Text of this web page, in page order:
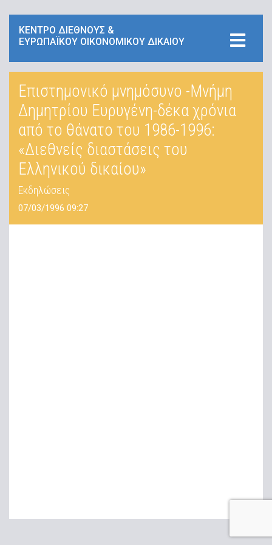
ΚΕΝΤΡΟ ΔΙΕΘΝΟΥΣ &
ΕΥΡΩΠΑΪΚΟΥ ΟΙΚΟΝΟΜΙΚΟΥ ΔΙΚΑΙΟΥ
Επιστημονικό μνημόσυνο -Μνήμη
Δημητρίου Ευρυγένη-δέκα χρόνια
από το θάνατο του 1986-1996:
«Διεθνείς διαστάσεις του
Ελληνικού δικαίου»
Εκδηλώσεις
07/03/1996 09:27